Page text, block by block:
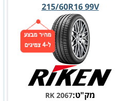
215/60R16 99V
מק"ט:RK 2067